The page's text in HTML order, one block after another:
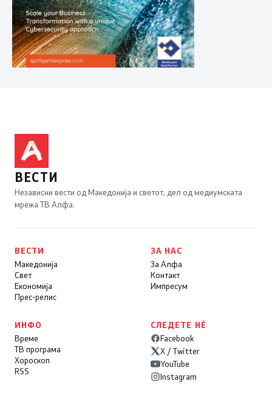
ВЕСТИ
Независни вести од Македонија и светот, дел од медиумската
мрежа ТВ Алфа.
ВЕСТИ
Македонија
Свет
Економија
Прес-релис
ЗА НАС
За Алфа
Контакт
Импресум
ИНФО
Време
ТВ програма
Хороскоп
RSS
СЛЕДЕТЕ НÉ
Facebook
X / Twitter
YouTube
Instagram